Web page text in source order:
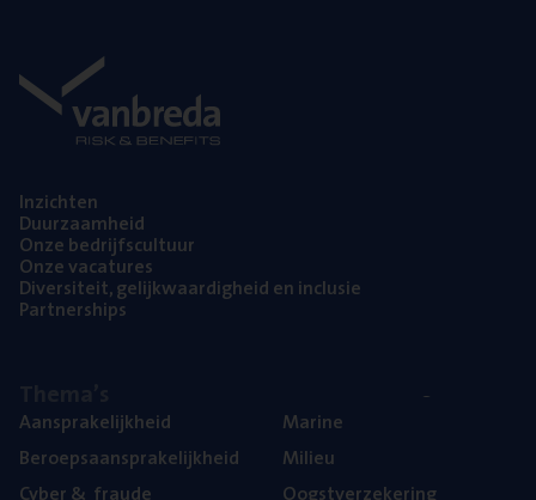
Inzich­ten
Duur­zaam­heid
Onze bedrijfs­cul­tuur
Onze vaca­tu­res
Diver­si­teit, gelijk­waar­dig­heid en inclusie
Part­ner­ships
Aan­spra­ke­lijk­heid
Beroeps­aan­spra­ke­lijk­heid
Cyber& fraude
Mari­ne
Mili­eu
Oogst­ver­ze­ke­ring